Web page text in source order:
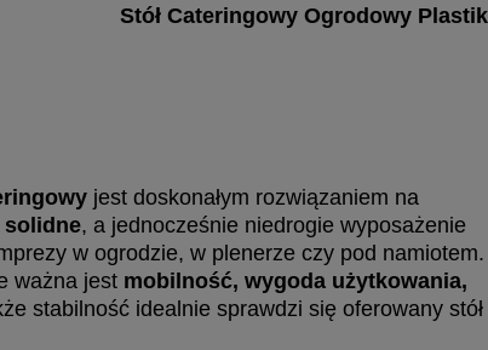
Stół Cateringowy Ogrodowy
jest doskonałym rozwiązaniem na
solidne, a jednocześnie niedrogie wyposażenie
w ogrodzie, w plenerze czy pod namiotem.
ważna jest mobilność, wygoda użytkowania,
stabilność idealnie sprawdzi się oferowany stół